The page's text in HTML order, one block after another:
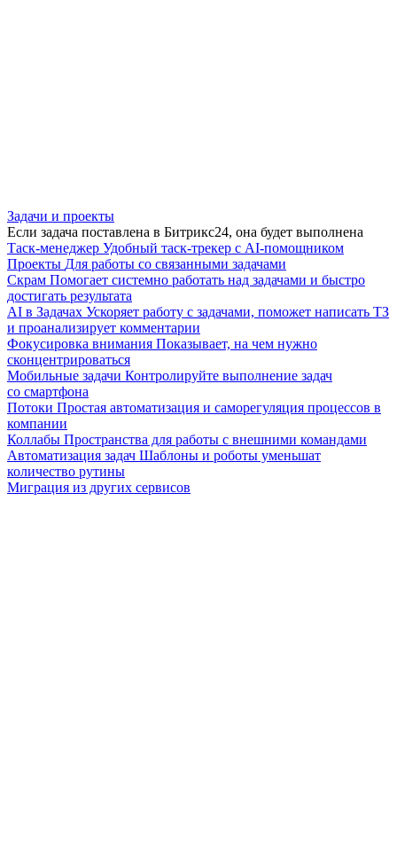
Задачи и проекты
Если задача поставлена в Битрикс24, она будет выполнена
Таск-менеджер Удобный таск-трекер с AI-помощником
Проекты Для работы со связанными задачами
Скрам Помогает системно работать над задачами и быстро
достигать результата
AI в Задачах Ускоряет работу с задачами, поможет написать ТЗ
и проанализирует комментарии
Фокусировка внимания Показывает, на чем нужно
сконцентрироваться
Мобильные задачи Контролируйте выполнение задач
со смартфона
Потоки Простая автоматизация и саморегуляция процессов в
компании
Коллабы Пространства для работы с внешними командами
Автоматизация задач Шаблоны и роботы уменьшат
количество рутины
Миграция из других сервисов